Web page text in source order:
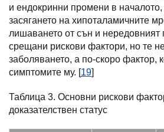
и ендокринни промени в началото,
засягането на хипоталамичните
лишаването от сън и нередовният
срещани рискови фактори, но те
заболяването, а по-скоро фактор,
симптомите му. [19]
Таблица 3. Основни рискови
доказателствен статус